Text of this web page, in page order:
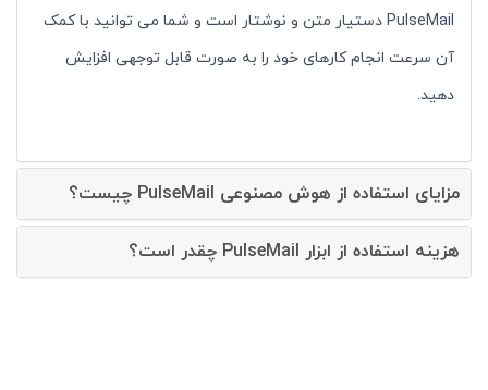
PulseMail دستیار متن و نوشتار است و شما می توانید با کمک
آن سرعت انجام کارهای خود را به صورت قابل توجهی افزایش
دهید.
مزایای استفاده از هوش مصنوعی PulseMail چیست؟
هزینه استفاده از ابزار PulseMail چقدر است؟